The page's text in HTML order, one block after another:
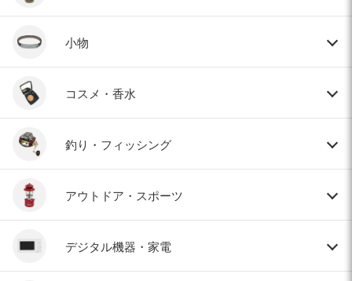
小物
コスメ・香水
釣り・フィッシング
アウトドア・スポーツ
デジタル機器・家電